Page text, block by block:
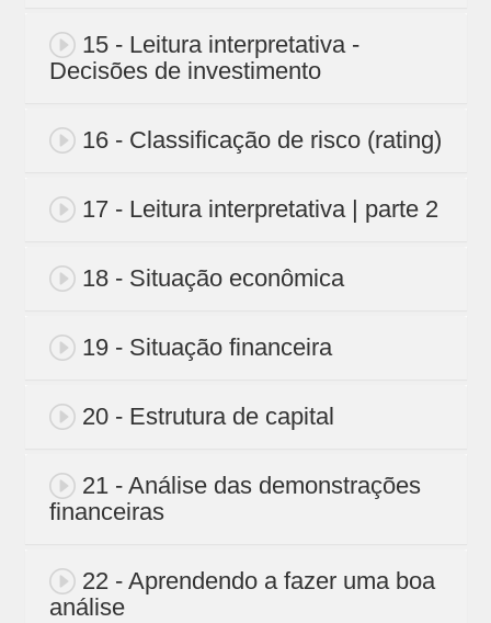
15 - Leitura interpretativa -
Decisões de investimento
16 - Classificação de risco (rating)
17 - Leitura interpretativa | parte 2
18 - Situação econômica
19 - Situação financeira
20 - Estrutura de capital
21 - Análise das demonstrações
financeiras
22 - Aprendendo a fazer uma boa
análise